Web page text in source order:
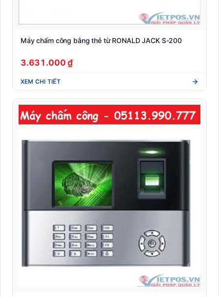
Máy chấm công bằng thẻ từ RONALD JACK S-200
3.631.000 ₫
XEM CHI TIẾT